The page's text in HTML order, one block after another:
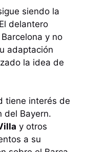
siendo la
delantero
y no
adaptación
la idea de
tiene interés de
del Bayern.
y otros
a su